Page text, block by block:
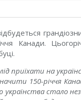
Канади.
приїхати на
150-річчя
стало